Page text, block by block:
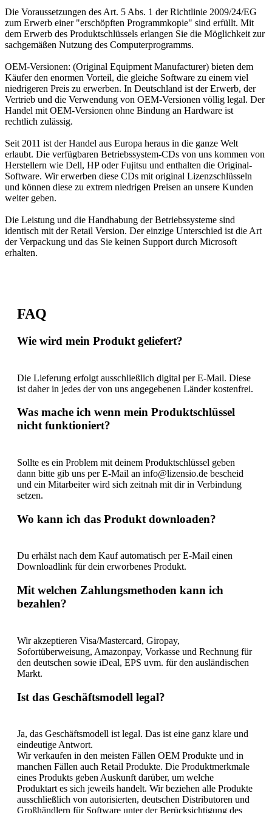
Die Voraussetzungen des Art. 5 Abs. 1 der Richtlinie 2009/24/EG
zum Erwerb einer "erschöpften Programmkopie" sind erfüllt. Mit
dem Erwerb des Produktschlüssels erlangen Sie die Möglichkeit zur
sachgemäßen Nutzung des Computerprogramms.
OEM-Versionen: (Original Equipment Manufacturer) bieten dem
Käufer den enormen Vorteil, die gleiche Software zu einem viel
niedrigeren Preis zu erwerben. In Deutschland ist der Erwerb, der
Vertrieb und die Verwendung von OEM-Versionen völlig legal. Der
Handel mit OEM-Versionen ohne Bindung an Hardware ist
rechtlich zulässig.
Seit 2011 ist der Handel aus Europa heraus in die ganze Welt
erlaubt. Die verfügbaren Betriebssystem-CDs von uns kommen von
Herstellern wie Dell, HP oder Fujitsu und enthalten die Original-
Software. Wir erwerben diese CDs mit original Lizenzschlüsseln
und können diese zu extrem niedrigen Preisen an unsere Kunden
weiter geben.
Die Leistung und die Handhabung der Betriebssysteme sind
identisch mit der Retail Version. Der einzige Unterschied ist die Art
der Verpackung und das Sie keinen Support durch Microsoft
erhalten.
FAQ
Wie wird mein Produkt geliefert?
Die Lieferung erfolgt ausschließlich digital per E-Mail. Diese
ist daher in jedes der von uns angegebenen Länder kostenfrei.
Was mache ich wenn mein Produktschlüssel
nicht funktioniert?
Sollte es ein Problem mit deinem Produktschlüssel geben
dann bitte gib uns per E-Mail an info@lizensio.de bescheid
und ein Mitarbeiter wird sich zeitnah mit dir in Verbindung
setzen.
Wo kann ich das Produkt downloaden?
Du erhälst nach dem Kauf automatisch per E-Mail einen
Downloadlink für dein erworbenes Produkt.
Mit welchen Zahlungsmethoden kann ich
bezahlen?
Wir akzeptieren Visa/Mastercard, Giropay,
Sofortüberweisung, Amazonpay, Vorkasse und Rechnung für
den deutschen sowie iDeal, EPS uvm. für den ausländischen
Markt.
Ist das Geschäftsmodell legal?
Ja, das Geschäftsmodell ist legal. Das ist eine ganz klare und
eindeutige Antwort.
Wir verkaufen in den meisten Fällen OEM Produkte und in
manchen Fällen auch Retail Produkte. Die Produktmerkmale
eines Produkts geben Auskunft darüber, um welche
Produktart es sich jeweils handelt. Wir beziehen alle Produkte
ausschließlich von autorisierten, deutschen Distributoren und
Großhändlern für Software unter der Berücksichtigung des